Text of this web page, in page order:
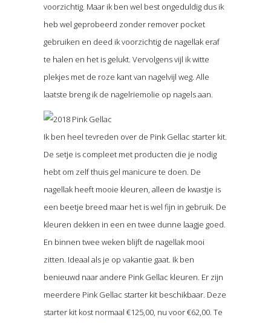
voorzichtig. Maar ik ben wel best ongeduldig dus ik
heb wel geprobeerd zonder remover pocket
gebruiken en deed ik voorzichtig de nagellak eraf
te halen en het is gelukt. Vervolgens vijl ik witte
plekjes met de roze kant van nagelvijl weg. Alle
laatste breng ik de nagelriemolie op nagels aan.
Ik ben heel tevreden over de Pink Gellac starter kit.
De setje is compleet met producten die je nodig
hebt om zelf thuis gel manicure te doen. De
nagellak heeft mooie kleuren, alleen de kwastje is
een beetje breed maar het is wel fijn in gebruik. De
kleuren dekken in een en twee dunne laagje goed.
En binnen twee weken blijft de nagellak mooi
zitten. Ideaal als je op vakantie gaat. Ik ben
benieuwd naar andere Pink Gellac kleuren. Er zijn
meerdere Pink Gellac starter kit beschikbaar. Deze
starter kit kost normaal €125,00, nu voor €62,00. Te